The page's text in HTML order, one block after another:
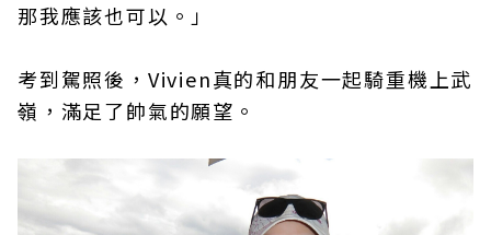
那我應該也可以。」
考到駕照後，Vivien真的和朋友一起騎重機上武
嶺，滿足了帥氣的願望。